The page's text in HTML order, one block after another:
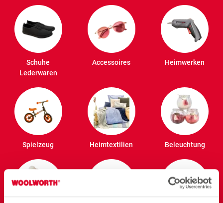
Schuhe
Lederwaren
Accessoires Heimwerken
Spielzeug Heimtextilien Beleuchtung